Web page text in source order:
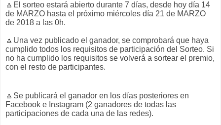
🔼 El sorteo estará abierto durante 7 días, desde hoy día 14
de MARZO hasta el próximo miércoles día 21 de MARZO
de 2018 a las 0h.
🔼Una vez publicado el ganador, se comprobará que haya
cumplido todos los requisitos de participación del Sorteo. Si
no ha cumplido los requisitos se volverá a sortear el premio,
con el resto de participantes.
🔼 Se publicará el ganador en los días posteriores en
Facebook e Instagram (2 ganadores de todas las
participaciones de cada una de las redes).